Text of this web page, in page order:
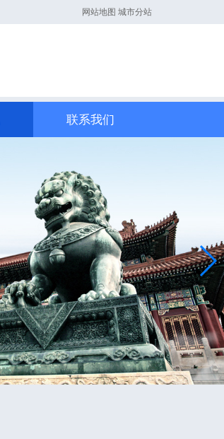
网站地图 城市分站
联系我们